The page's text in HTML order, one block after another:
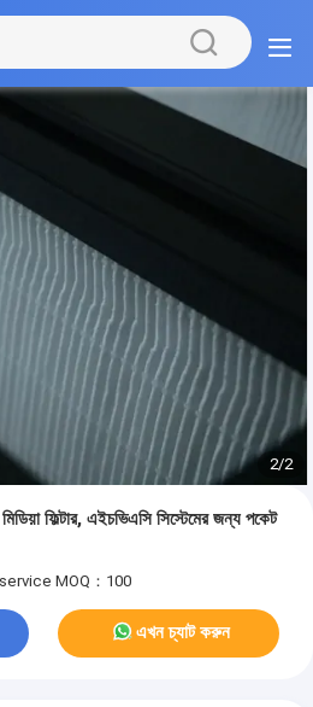
2/2
ফিল্টার, এইচভিএসি সিস্টেমের জন্য পকেট
MOQ：100
এখন চ্যাট করুন